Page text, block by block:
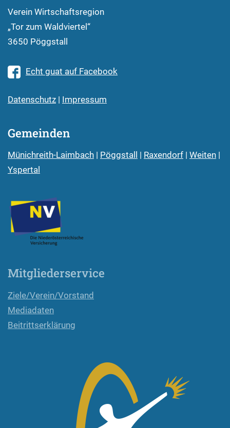
Verein Wirtschaftsregion
„Tor zum Waldviertel“
3650 Pöggstall
Echt guat auf Facebook
Datenschutz | Impressum
Gemeinden
Münichreith-Laimbach Pöggstall Raxendorf Weiten
Yspertal
Mitgliederservice
Ziele/Verein/Vorstand
Mediadaten
Beitrittserklärung